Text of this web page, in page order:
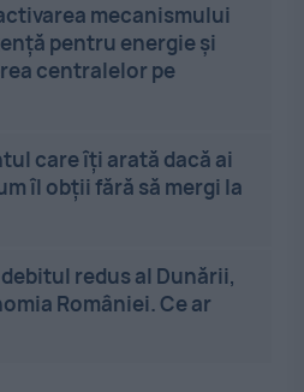
mecanismului
pentru energie și
centralelor pe
care îți arată dacă ai
îl obții fără să mergi la
redus al Dunării,
României. Ce ar